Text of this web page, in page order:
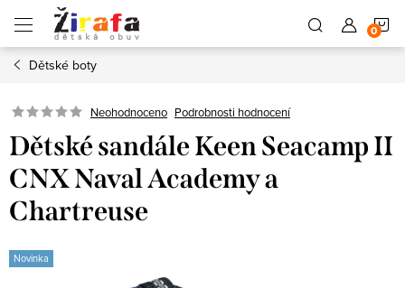
obsah
Dětské boty
Neohodnoceno Podrobnosti hodnocení
Dětské sandále Keen Seacamp II
CNX Naval Academy a
Chartreuse
Novinka